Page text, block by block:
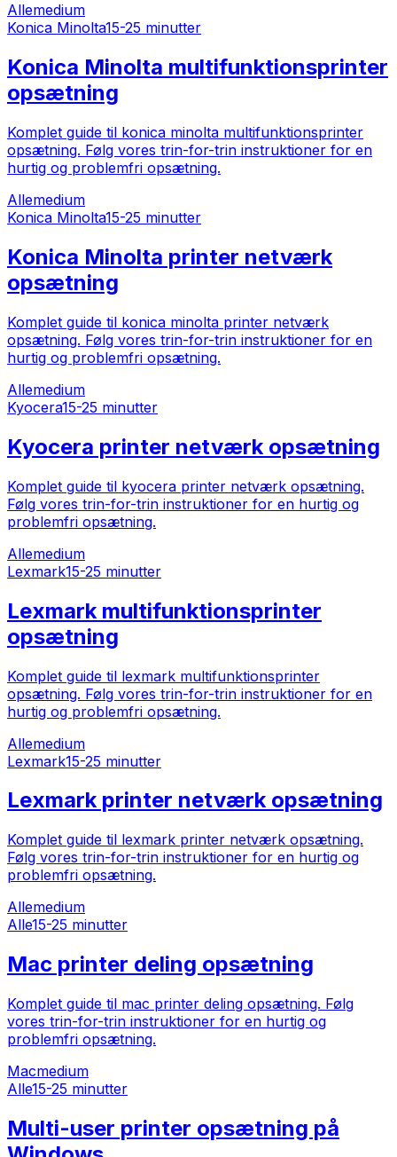
Allemedium
Konica Minolta15-25 minutter
Konica Minolta multifunktionsprinter
opsætning
Komplet guide til konica minolta multifunktionsprinter
opsætning. Følg vores trin-for-trin instruktioner for en
hurtig og problemfri opsætning.
Allemedium
Konica Minolta15-25 minutter
Konica Minolta printer netværk
opsætning
Komplet guide til konica minolta printer netværk
opsætning. Følg vores trin-for-trin instruktioner for en
hurtig og problemfri opsætning.
Allemedium
Kyocera15-25 minutter
Kyocera printer netværk opsætning
Komplet guide til kyocera printer netværk opsætning.
Følg vores trin-for-trin instruktioner for en hurtig og
problemfri opsætning.
Allemedium
Lexmark15-25 minutter
Lexmark multifunktionsprinter
opsætning
Komplet guide til lexmark multifunktionsprinter
opsætning. Følg vores trin-for-trin instruktioner for en
hurtig og problemfri opsætning.
Allemedium
Lexmark15-25 minutter
Lexmark printer netværk opsætning
Komplet guide til lexmark printer netværk opsætning.
Følg vores trin-for-trin instruktioner for en hurtig og
problemfri opsætning.
Allemedium
Alle15-25 minutter
Mac printer deling opsætning
Komplet guide til mac printer deling opsætning. Følg
vores trin-for-trin instruktioner for en hurtig og
problemfri opsætning.
Macmedium
Alle15-25 minutter
Multi-user printer opsætning på